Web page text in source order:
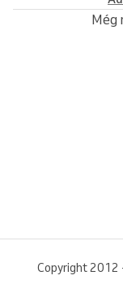
Még
Copyright 2012